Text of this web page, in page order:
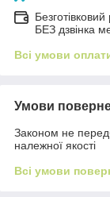
БЕЗ дзвінка
Всі умови
Умови
Законом не
належної якості
Всі умови